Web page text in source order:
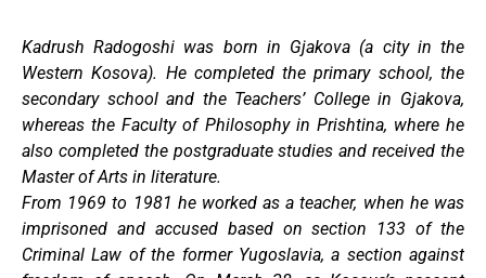
Kadrush Radogoshi was born in Gjakova (a city in the
Western Kosova). He completed the primary school, the
secondary school and the Teachers’ College in Gjakova,
whereas the Faculty of Philosophy in Prishtina, where he
also completed the postgraduate studies and received the
Master of Arts in literature.
From 1969 to 1981 he worked as a teacher, when he was
imprisoned and accused based on section 133 of the
Criminal Law of the former Yugoslavia, a section against